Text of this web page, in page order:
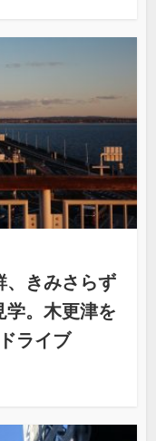
、きみさらず
学。木更津を
ライブ